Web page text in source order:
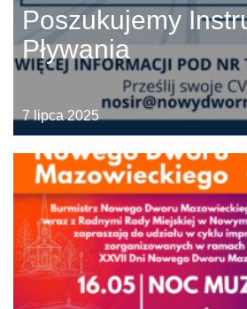
Poszukujemy
Pływania
7 lipca 2025